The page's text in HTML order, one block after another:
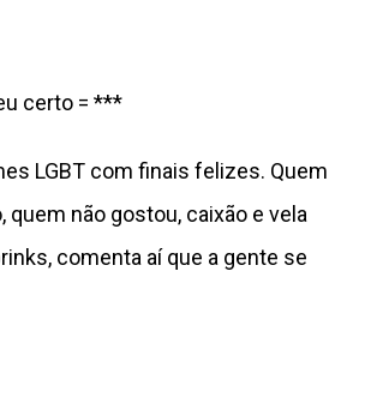
certo = ***
LGBT com finais felizes. Quem
quem não gostou, caixão e vela
comenta aí que a gente se